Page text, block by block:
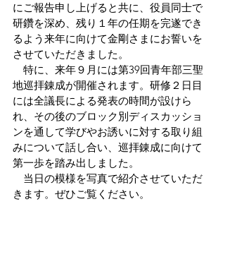
にご報告申し上げると共に、役員同士で
研鑽を深め、残り１年の任期を完遂でき
るよう来年に向けて金剛さまにお誓いを
させていただきました。
特に、来年９月には第39回青年部三聖
地巡拝錬成が開催されます。研修２日目
には全議長による発表の時間が設けら
れ、その後のブロック別ディスカッショ
ンを通して学びやお誘いに対する取り組
みについて話し合い、巡拝錬成に向けて
第一歩を踏み出しました。
当日の模様を写真で紹介させていただ
きます。ぜひご覧ください。